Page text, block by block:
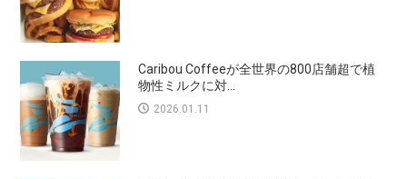
Caribou Coffeeが全世界の800店舗超で植
物性ミルクに対...
2026.01.11